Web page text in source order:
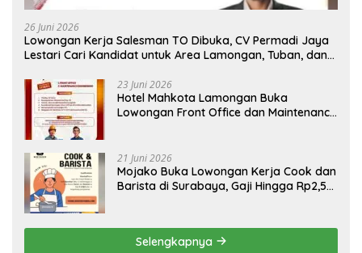
26 Juni 2026
Lowongan Kerja Salesman TO Dibuka, CV Permadi Jaya
Lestari Cari Kandidat untuk Area Lamongan, Tuban, dan
23 Juni 2026
Hotel Mahkota Lamongan Buka
Lowongan Front Office dan Maintenance
21 Juni 2026
Mojako Buka Lowongan Kerja Cook dan
Barista di Surabaya, Gaji Hingga Rp2,5
Selengkapnya